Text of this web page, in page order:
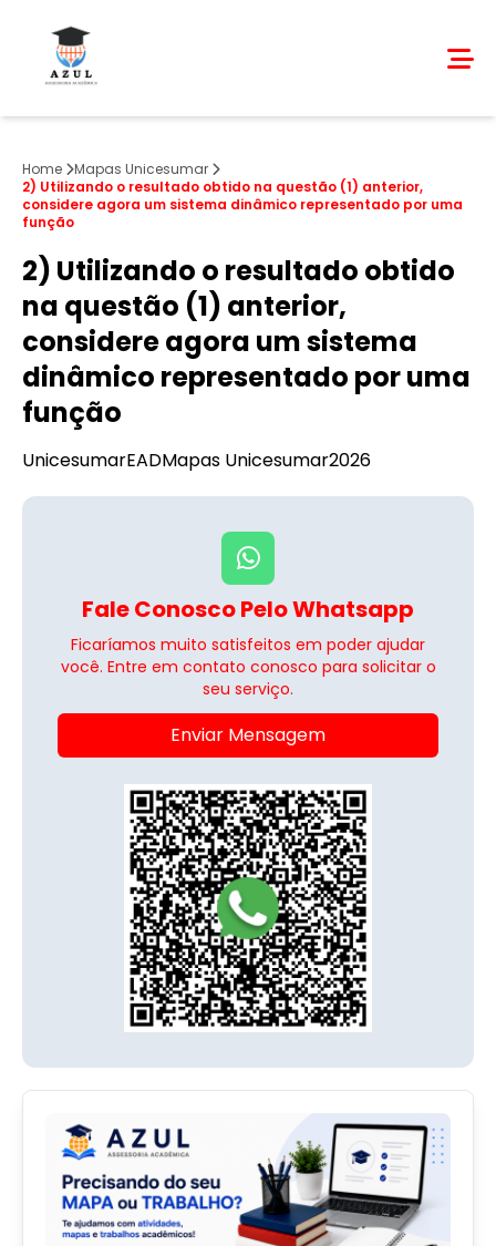
Home
Mapas Unicesumar
2) Utilizando o resultado obtido na questão (1) anterior,
considere agora um sistema dinâmico representado por uma
função
2) Utilizando o resultado obtido
na questão (1) anterior,
considere agora um sistema
dinâmico representado por uma
função
UnicesumarEADMapas Unicesumar2026
Fale Conosco Pelo Whatsapp
Ficaríamos muito satisfeitos em poder ajudar
você. Entre em contato conosco para solicitar o
seu serviço.
Enviar Mensagem